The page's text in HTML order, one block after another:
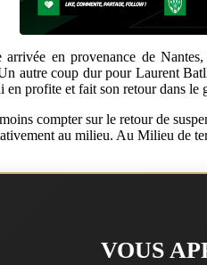
en provenance de
autre coup dur pour Laurent
profite et fait son retour dans le
compter sur le retour de
au milieu. Au Milieu de
VOUS